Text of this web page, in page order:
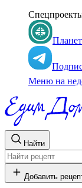
Меню на
Найти
Добавить